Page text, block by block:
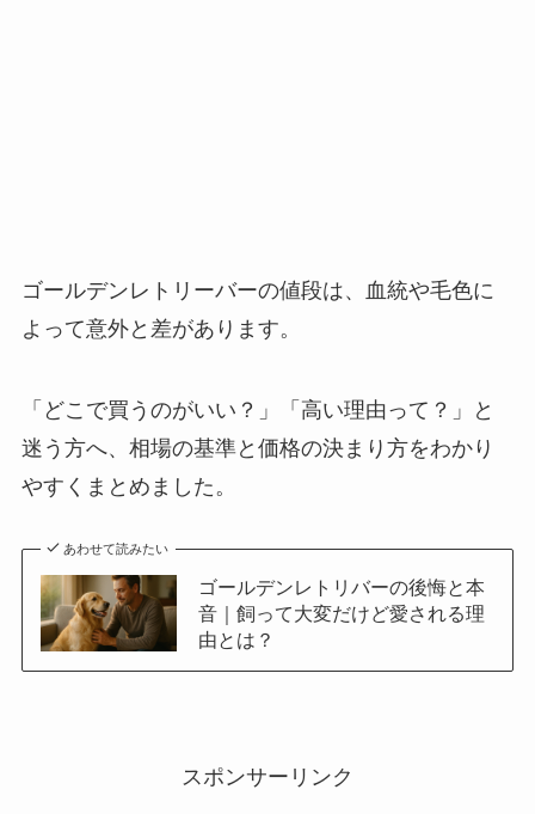
ゴールデンレトリーバーの値段は、血統や毛色に
よって意外と差があります。
「どこで買うのがいい？」「高い理由って？」と
迷う方へ、相場の基準と価格の決まり方をわかり
やすくまとめました。
あわせて読みたい
ゴールデンレトリバーの後悔と本
音｜飼って大変だけど愛される理
由とは？
スポンサーリンク